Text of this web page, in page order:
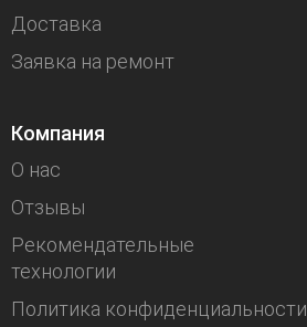
Доставка
Заявка на ремонт
Компания
О нас
Отзывы
Рекомендательные
технологии
Политика конфиденциальности